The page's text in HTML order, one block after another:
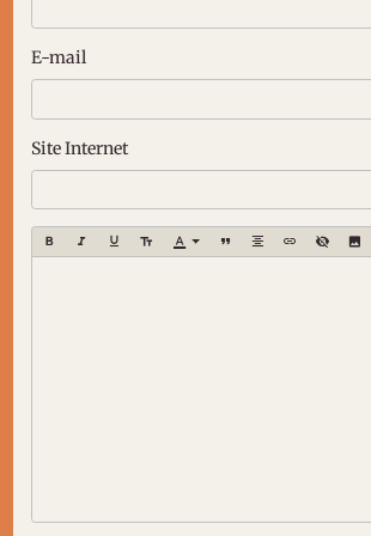
E-mail
Site Internet